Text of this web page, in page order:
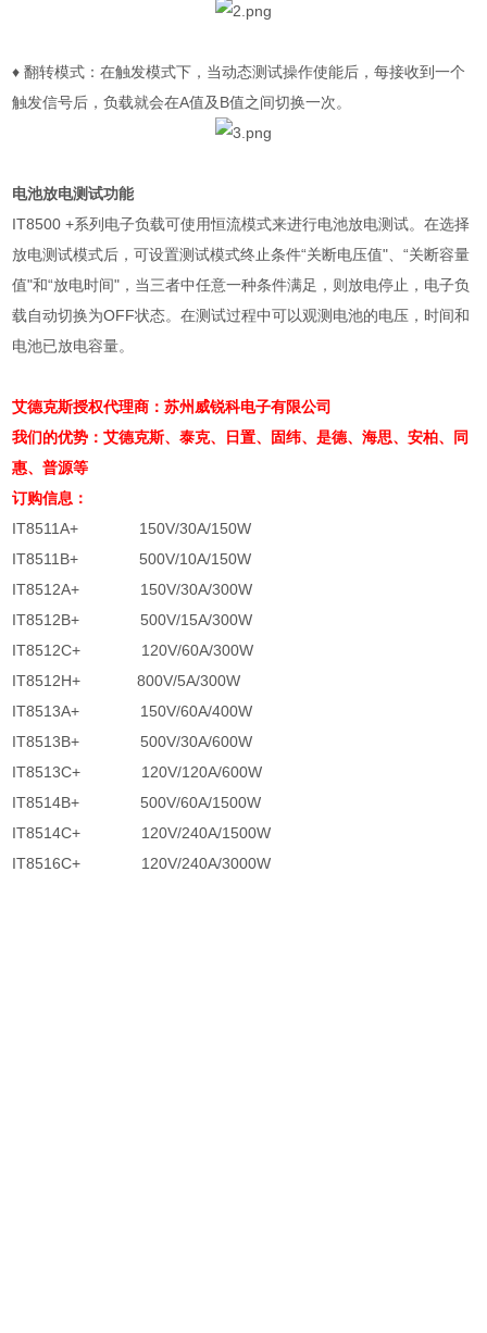
♦ 翻转模式：在触发模式下，当动态测试操作使能后，每接收到一个
触发信号后，负载就会在A值及B值之间切换一次。
电池放电测试功能
IT8500 +系列电子负载可使用恒流模式来进行电池放电测试。在选择
放电测试模式后，可设置测试模式终止条件“关断电压值"、“关断容量
值"和“放电时间"，当三者中任意一种条件满足，则放电停止，电子负
载自动切换为OFF状态。在测试过程中可以观测电池的电压，时间和
电池已放电容量。
艾德克斯授权代理商：苏州威锐科电子有限公司
我们的优势：艾德克斯、泰克、日置、固纬、是德、海思、安柏、同
惠、普源等
订购信息：
IT8511A+ 150V/30A/150W
IT8511B+ 500V/10A/150W
IT8512A+ 150V/30A/300W
IT8512B+ 500V/15A/300W
IT8512C+ 120V/60A/300W
IT8512H+ 800V/5A/300W
IT8513A+ 150V/60A/400W
IT8513B+ 500V/30A/600W
IT8513C+ 120V/120A/600W
IT8514B+ 500V/60A/1500W
IT8514C+ 120V/240A/1500W
IT8516C+ 120V/240A/3000W